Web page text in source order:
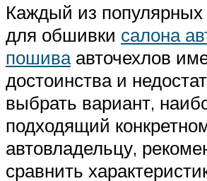
Каждый из
для обшивки салона
пошиваавточехлов
достоинства и
выбрать вариант,
подходящий
автовладельцу,
сравнить